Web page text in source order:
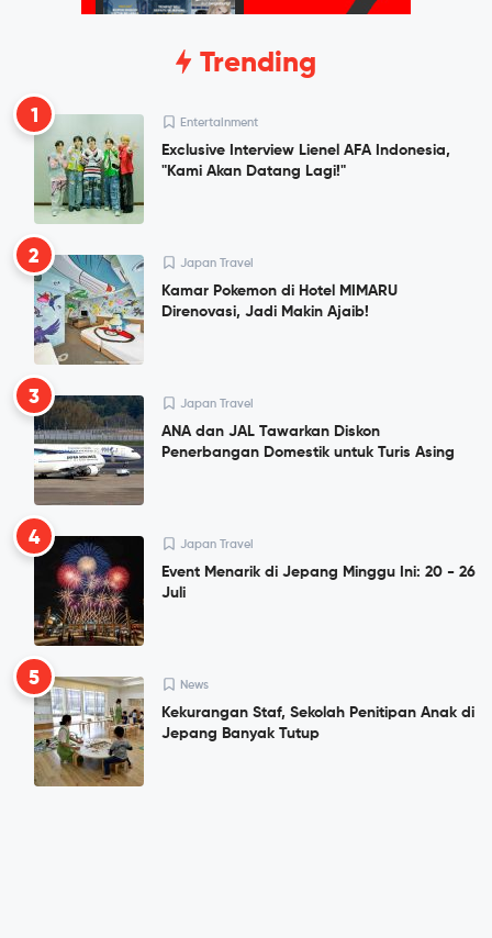
Trending
1 Entertainment
Exclusive Interview Lienel AFA Indonesia,
"Kami Akan Datang Lagi!"
2 Japan Travel
Kamar Pokemon di Hotel MIMARU
Direnovasi, Jadi Makin Ajaib!
3 Japan Travel
ANA dan JAL Tawarkan Diskon
Penerbangan Domestik untuk Turis Asing
4 Japan Travel
Event Menarik di Jepang Minggu Ini: 20 - 26
Juli
5 News
Kekurangan Staf, Sekolah Penitipan Anak di
Jepang Banyak Tutup